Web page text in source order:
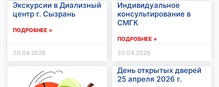
Экскурсии в Диализный
центр г. Сызрань
ПОДРОБНЕЕ »
30.04.2026
Индивидуальное
консультирование в
СМГК
ПОДРОБНЕЕ »
30.04.2026
День открытых дверей
25 апреля 2026 г.